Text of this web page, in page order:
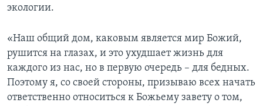
экологии.
«Наш общий дом, каковым является мир Божий,
рушится на глазах, и это ухудшает жизнь для
каждого из нас, но в первую очередь – для бедных.
Поэтому я, со своей стороны, призываю всех начать
ответственно относиться к Божьему завету о том,